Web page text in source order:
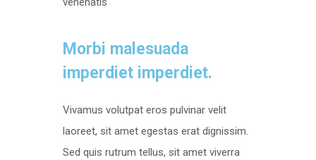
Morbi malesuada
imperdiet imperdiet.
Vivamus volutpat eros pulvinar velit
laoreet, sit amet egestas erat dignissim.
Sed quis rutrum tellus, sit amet viverra